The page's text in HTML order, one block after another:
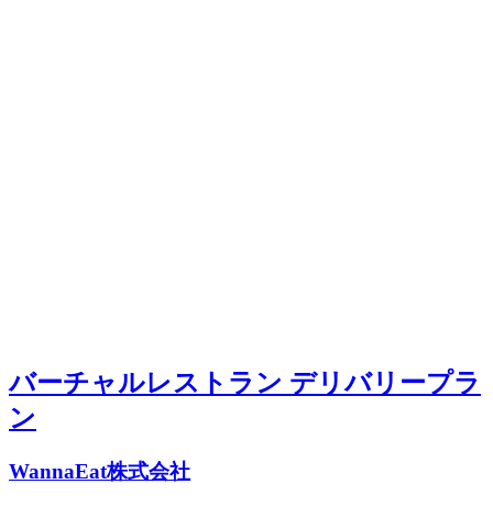
バーチャルレストラン デリバリープラ
ン
WannaEat株式会社